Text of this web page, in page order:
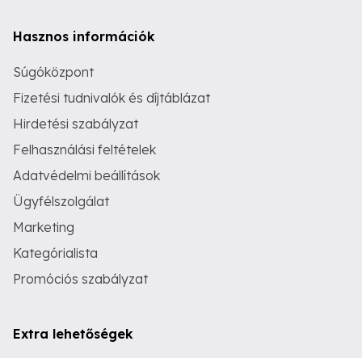
Hasznos információk
Súgóközpont
Fizetési tudnivalók és díjtáblázat
Hirdetési szabályzat
Felhasználási feltételek
Adatvédelmi beállítások
Ügyfélszolgálat
Marketing
Kategórialista
Promóciós szabályzat
Extra lehetőségek